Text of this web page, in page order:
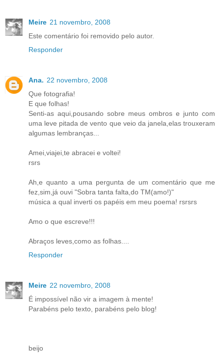
Meire 21 novembro, 2008
Este comentário foi removido pelo autor.
Responder
Ana. 22 novembro, 2008
Que fotografia!
E que folhas!
Senti-as aqui,pousando sobre meus ombros e junto com
uma leve pitada de vento que veio da janela,elas trouxeram
algumas lembranças...
Amei,viajei,te abracei e voltei!
rsrs
Ah,e quanto a uma pergunta de um comentário que me
fez,sim,já ouvi "Sobra tanta falta,do TM(amo!)"
música a qual inverti os papéis em meu poema! rsrsrs
Amo o que escreve!!!
Abraços leves,como as folhas....
Responder
Meire 22 novembro, 2008
É impossível não vir a imagem à mente!
Parabéns pelo texto, parabéns pelo blog!
beijo